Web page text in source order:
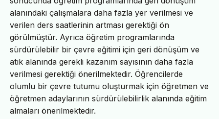
alanındaki çalışmalara daha fazla yer verilmesi ve
verilen ders saatlerinin artması gerektiği ön
görülmüştür. Ayrıca öğretim programlarında
sürdürülebilir bir çevre eğitimi için geri dönüşüm ve
atık alanında gerekli kazanım sayısının daha fazla
verilmesi gerektiği önerilmektedir. Öğrencilerde
olumlu bir çevre tutumu oluşturmak için öğretmen ve
öğretmen adaylarının sürdürülebilirlik alanında eğitim
almaları önerilmektedir.